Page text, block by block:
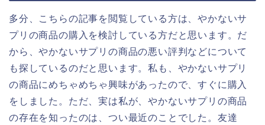
多分、こちらの記事を閲覧している方は、やかないサ
プリの商品の購入を検討している方だと思います。だ
から、やかないサプリの商品の悪い評判などについて
も探しているのだと思います。私も、やかないサプリ
の商品にめちゃめちゃ興味があったので、すぐに購入
をしました。ただ、実は私が、やかないサプリの商品
の存在を知ったのは、つい最近のことでした。友達